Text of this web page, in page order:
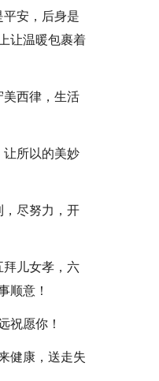
安，后身是
让温暖包裹着
美西律，生活
让所以的美妙
，尽努力，开
拜儿女孝，六
顺意！
祝愿你！
健康，送走失